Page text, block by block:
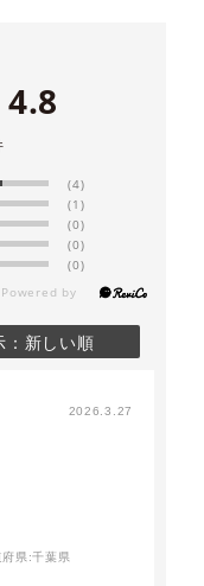
4.8
(4)
(1)
(0)
(0)
(0)
：新しい順
2026.3.27
府県:千葉県